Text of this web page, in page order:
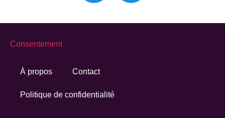
À propos Contact
Politique de confidentialité
Consentement